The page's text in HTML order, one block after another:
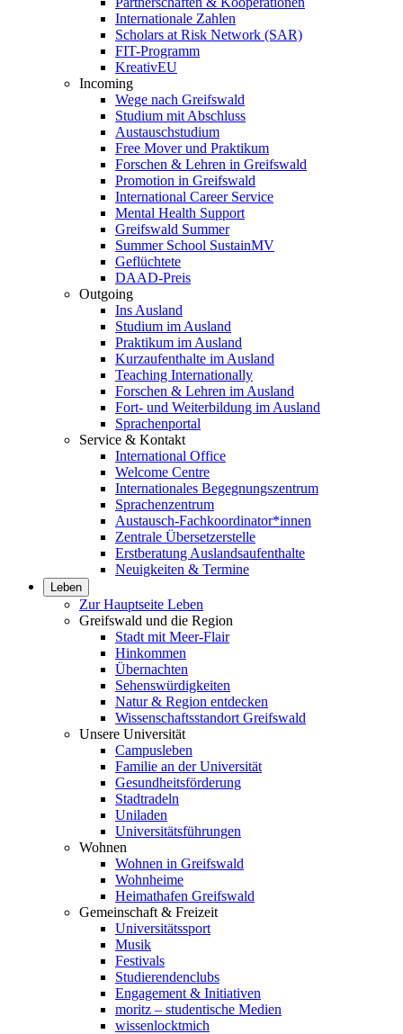
Internationale Zahlen
Scholars at Risk Network (SAR)
FIT-Programm
KreativEU
Incoming
Wege nach Greifswald
Studium mit Abschluss
Austauschstudium
Free Mover und Praktikum
Forschen & Lehren in Greifswald
Promotion in Greifswald
International Career Service
Mental Health Support
Greifswald Summer
Summer School SustainMV
Geflüchtete
DAAD-Preis
Outgoing
Ins Ausland
Studium im Ausland
Praktikum im Ausland
Kurzaufenthalte im Ausland
Teaching Internationally
Forschen & Lehren im Ausland
Fort- und Weiterbildung im Ausland
Sprachenportal
Service & Kontakt
International Office
Welcome Centre
Internationales Begegnungszentrum
Sprachenzentrum
Austausch-Fachkoordinator*innen
Zentrale Übersetzerstelle
Erstberatung Auslandsaufenthalte
Neuigkeiten & Termine
Leben
Zur Hauptseite Leben
Greifswald und die Region
Stadt mit Meer-Flair
Hinkommen
Übernachten
Sehenswürdigkeiten
Natur & Region entdecken
Wissenschaftsstandort Greifswald
Unsere Universität
Campusleben
Familie an der Universität
Gesundheitsförderung
Stadtradeln
Uniladen
Universitätsführungen
Wohnen
Wohnen in Greifswald
Wohnheime
Heimathafen Greifswald
Gemeinschaft & Freizeit
Universitätssport
Musik
Festivals
Studierendenclubs
Engagement & Initiativen
moritz – studentische Medien
wissenlocktmich